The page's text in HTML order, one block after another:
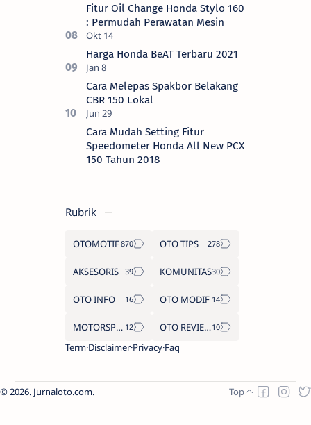
Fitur Oil Change Honda Stylo 160
: Permudah Perawatan Mesin
Harga Honda BeAT Terbaru 2021
Cara Melepas Spakbor Belakang
CBR 150 Lokal
Cara Mudah Setting Fitur
Speedometer Honda All New PCX
150 Tahun 2018
Rubrik
OTOMOTIF OTO TIPS
AKSESORIS KOMUNITAS
OTO INFO OTO MODIF
MOTORSPORT
OTO REVIEW
Term Disclaimer Privacy Faq
2026. Jurnaloto.com.